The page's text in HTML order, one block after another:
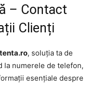
– Contact
Clienți
, soluția ta de
la numerele de telefon,
esențiale despre